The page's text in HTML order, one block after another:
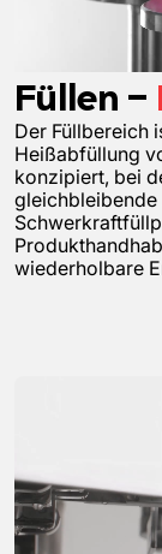
Füllen –
Der Füllbereich
Heißabfüllung
konzipiert, bei
gleichbleibende
wiederholbare